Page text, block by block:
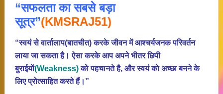
“सफलता का सबसे बड़ा
सूत्र”(KMSRAJ51)
“स्वयं से वार्तालाप(बातचीत) करके जीवन में आश्चर्यजनक परिवर्तन
लाया जा सकता है। ऐसा करके आप अपने भीतर छिपी
बुराईयाें(Weakness)काे पहचानते है, और स्वयं काे अच्छा बनने के
लिए प्रोत्साहित करते हैं।”